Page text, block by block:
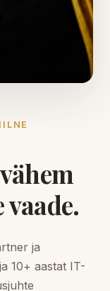
ja
10+ aastat IT-